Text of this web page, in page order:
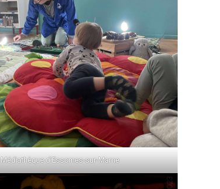
Médiathèque d’Essomes-sur-Marne